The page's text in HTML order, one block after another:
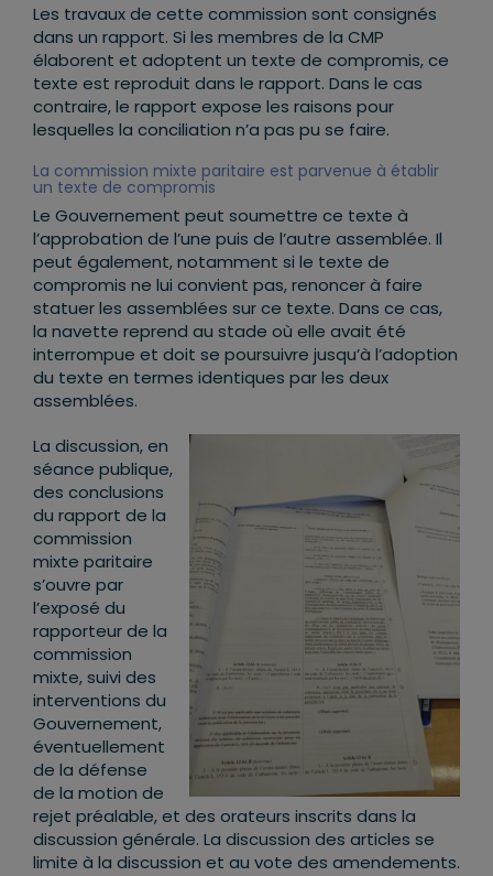
Les travaux de cette commission sont consignés
dans un rapport. Si les membres de la CMP
élaborent et adoptent un texte de compromis, ce
texte est reproduit dans le rapport. Dans le cas
contraire, le rapport expose les raisons pour
lesquelles la conciliation n’a pas pu se faire.
La commission mixte paritaire est parvenue à établir
un texte de compromis
Le Gouvernement peut soumettre ce texte à
l’approbation de l’une puis de l’autre assemblée. Il
peut également, notamment si le texte de
compromis ne lui convient pas, renoncer à faire
statuer les assemblées sur ce texte. Dans ce cas,
la navette reprend au stade où elle avait été
interrompue et doit se poursuivre jusqu’à l’adoption
du texte en termes identiques par les deux
assemblées.
La discussion, en
séance publique,
des conclusions
du rapport de la
commission
mixte paritaire
s’ouvre par
l’exposé du
rapporteur de la
commission
mixte, suivi des
interventions du
Gouvernement,
éventuellement
de la défense
de la motion de
rejet préalable, et des orateurs inscrits dans la
discussion générale. La discussion des articles se
limite à la discussion et au vote des amendements.